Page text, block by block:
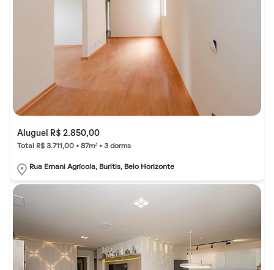
Aluguel R$ 2.850,00
Total R$ 3.711,00 • 87m² • 3 dorms
Rua Ernani Agrícola, Buritis, Belo Horizonte